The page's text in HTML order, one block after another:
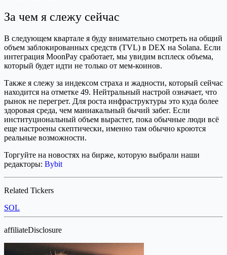
За чем я слежу сейчас
В следующем квартале я буду внимательно смотреть на общий
объем заблокированных средств (TVL) в DEX на Solana. Если
интеграция MoonPay сработает, мы увидим всплеск объема,
который будет идти не только от мем-коинов.
Также я слежу за индексом страха и жадности, который сейчас
находится на отметке 49. Нейтральный настрой означает, что
рынок не перегрет. Для роста инфраструктуры это куда более
здоровая среда, чем маниакальный бычий забег. Если
институциональный объем вырастет, пока обычные люди всё
еще настроены скептически, именно там обычно кроются
реальные возможности.
Торгуйте на новостях на бирже, которую выбрали наши
редакторы: Bybit
Related Tickers
SOL
affiliateDisclosure